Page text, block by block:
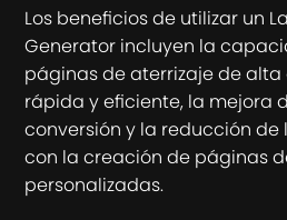
Los beneficios de utilizar un
Generator incluyen la
páginas de aterrizaje de
rápida y eficiente, la mejora
conversión y la reducción de
con la creación de páginas
personalizadas.